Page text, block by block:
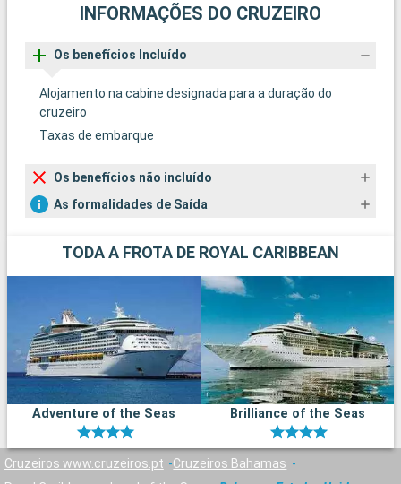
INFORMAÇÕES DO CRUZEIRO
Os benefícios Incluído
Alojamento na cabine designada para a duração do
cruzeiro
Taxas de embarque
Os benefícios não incluído
As formalidades de Saída
TODA A FROTA DE ROYAL CARIBBEAN
Adventure of the Seas Brilliance of the Seas
Cruzeiros www.cruzeiros.pt
Cruzeiros Bahamas